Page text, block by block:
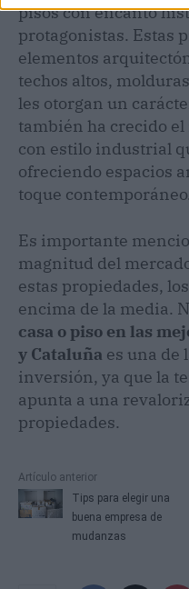
pisos con encanto
protagonistas. Estas
elementos
techos altos,
les otorgan un
también ha crecido
con estilo industrial
ofreciendo espacios
toque contemporáneo.
Es importante
magnitud del
estas propiedades,
encima de la media.
casa o piso en las
y Cataluña es una de
inversión, ya que la
apunta a una
propiedades.
Artículo anterior
Tips para elegir una
buena empresa de
mudanzas